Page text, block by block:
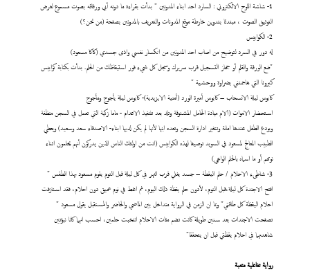
1- شاشة اللوح الالكتروني : السارد احد ابناء المدونين " بدأت بقراءة ما دونه أبي ورفاقه بصوت مسموع لغرض
التوثيق الصوت ، مبتدئا بتدوين خارطة موقع المدونات والتعريف بالمدونين بصفحة (من نحن؟)
2- الكوابيس
له دور في السرد لتوضيح من اصاب احد المدونين من انكسار نفسي واذى جسدي (كاكا مسعود)
"ضع الورقة والقلم أو جهاز التسجيل قرب سريرك وسجل كل شيء فور استيقاظك من الحلم. بدأت بكتابة كوابيس
كيرونا التي هاجمتني بضراوة ووحشية "
كابوس ليلة الانسحاب – كابوس أميرة الورد (أمنية الايزيدية)- كابوس ليلة يأجوج ومأجوج
استحضار الاموات (الام ميادة الحامل المشنوقة وتلد بعد تننفيذ الاعدام - ماما زكية التي تعمل في السجن منظفة
ويودع الطفل عندها امانة وتتغير ادارة السجن وتعده ابنها لأنها لم يكن لديها ابناء- الاصدقاء سعد وسعيد) ويعطي
الطبيب المعالج لمسعود في السويد توصيفا لهذه الكوابيس (انت من اولئك الناس الذين يدركون أنهم يحلمون اثناء
نومهم أو ما اسماه بالحلم الواعي)
3- شاطىء الاحلام / حلم اليقطة – جسد يغلي قرب النهر في كل ليلة قبل النوم يقوم مسعود بهذا الطقس "
افتح الاجندة كل ليلة،قبل النوم، لأدون حلم يقظة ذلك اليوم، ثم اغط في نوم عميق دون احلام، فقد استنزفت
احلام اليقظة كل طاقتي" وبما ان الزمن في الرواية متداخل بين الماضي والحاضر والمستقبل يقول مسعود "
تصفحت الاجندات بعد سنين طويلة كانت تضم مئات الاحلام انتخبت حلمين، احسب انهما كانا نبؤتين
شاهدتهما في احلام يقظتي قبل ان يتحققا"
رواية تفاعلية متعبة